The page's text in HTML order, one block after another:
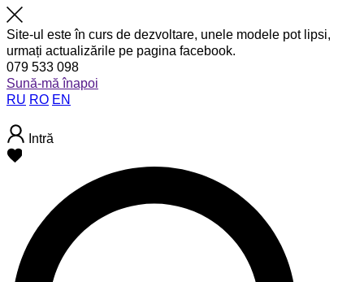
Site-ul este în curs de dezvoltare, unele modele pot lipsi,
urmați actualizările pe pagina facebook.
079 533 098
Sună-mă înapoi
RU RO EN
Intră